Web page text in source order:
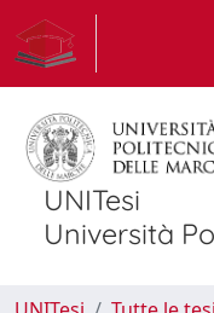
UNITesi
Università